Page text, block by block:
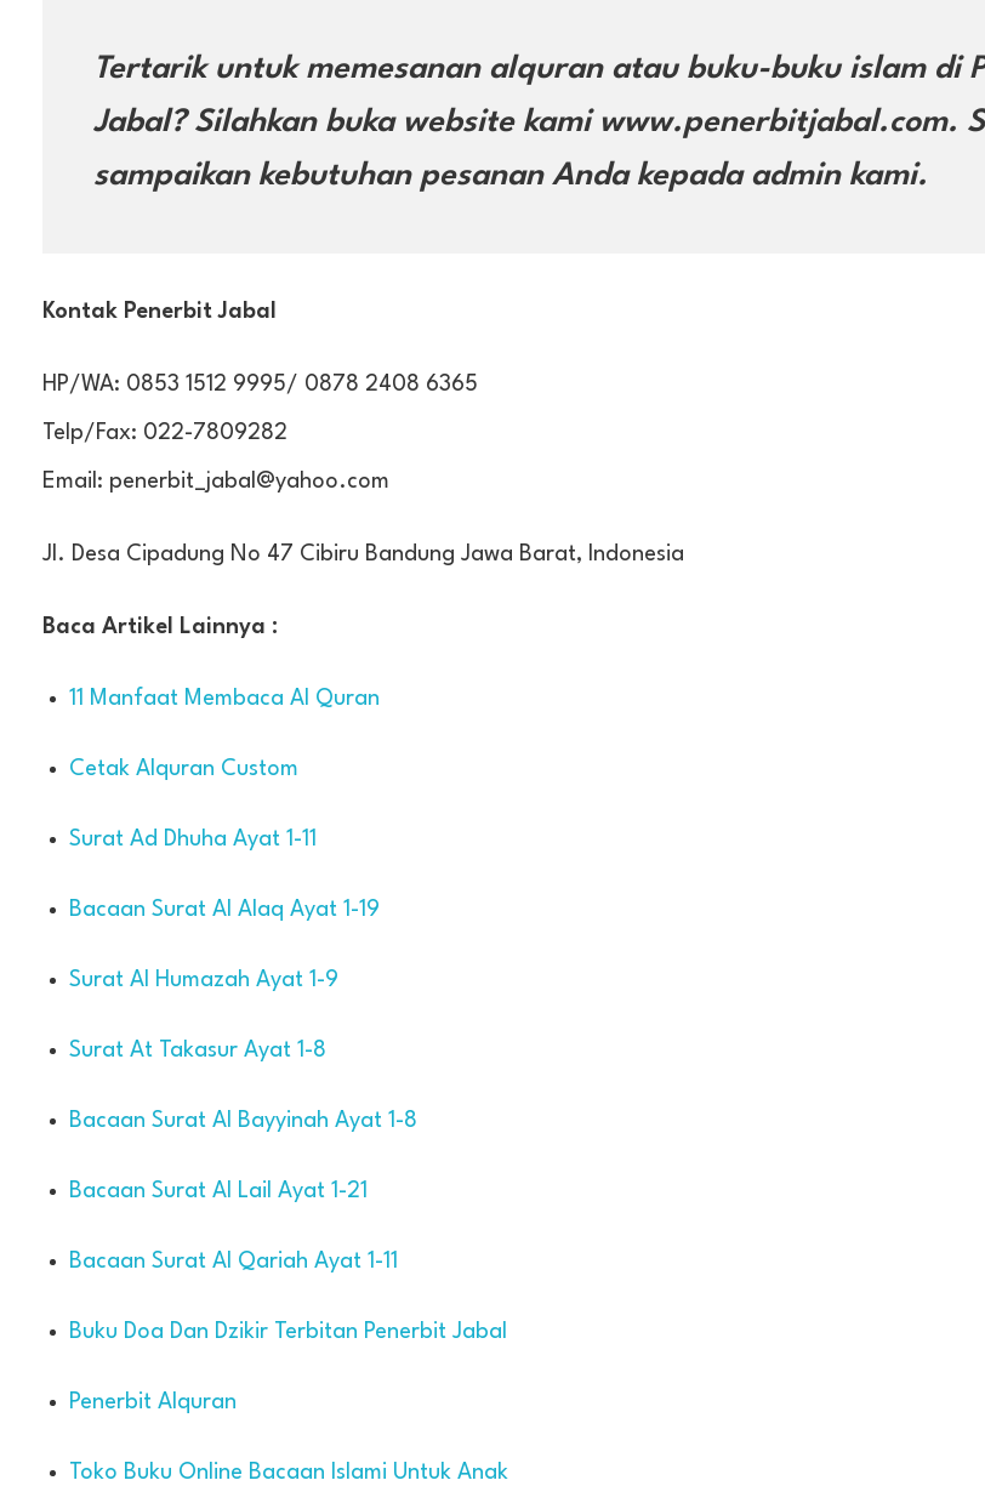
Tertarik untuk memesanan alquran atau buku-buku islam di
Jabal? Silahkan buka website kami www.penerbitjabal.com.
sampaikan kebutuhan pesanan Anda kepada admin kami.
Kontak Penerbit Jabal
HP/WA: 0853 1512 9995/ 0878 2408 6365
Telp/Fax: 022-7809282
Email: penerbit_jabal@yahoo.com
Jl. Desa Cipadung No 47 Cibiru Bandung Jawa Barat, Indonesia
Baca Artikel Lainnya :
11 Manfaat Membaca Al Quran
Cetak Alquran Custom
Surat Ad Dhuha Ayat 1-11
Bacaan Surat Al Alaq Ayat 1-19
Surat Al Humazah Ayat 1-9
Surat At Takasur Ayat 1-8
Bacaan Surat Al Bayyinah Ayat 1-8
Bacaan Surat Al Lail Ayat 1-21
Bacaan Surat Al Qariah Ayat 1-11
Buku Doa Dan Dzikir Terbitan Penerbit Jabal
Penerbit Alquran
Toko Buku Online Bacaan Islami Untuk Anak